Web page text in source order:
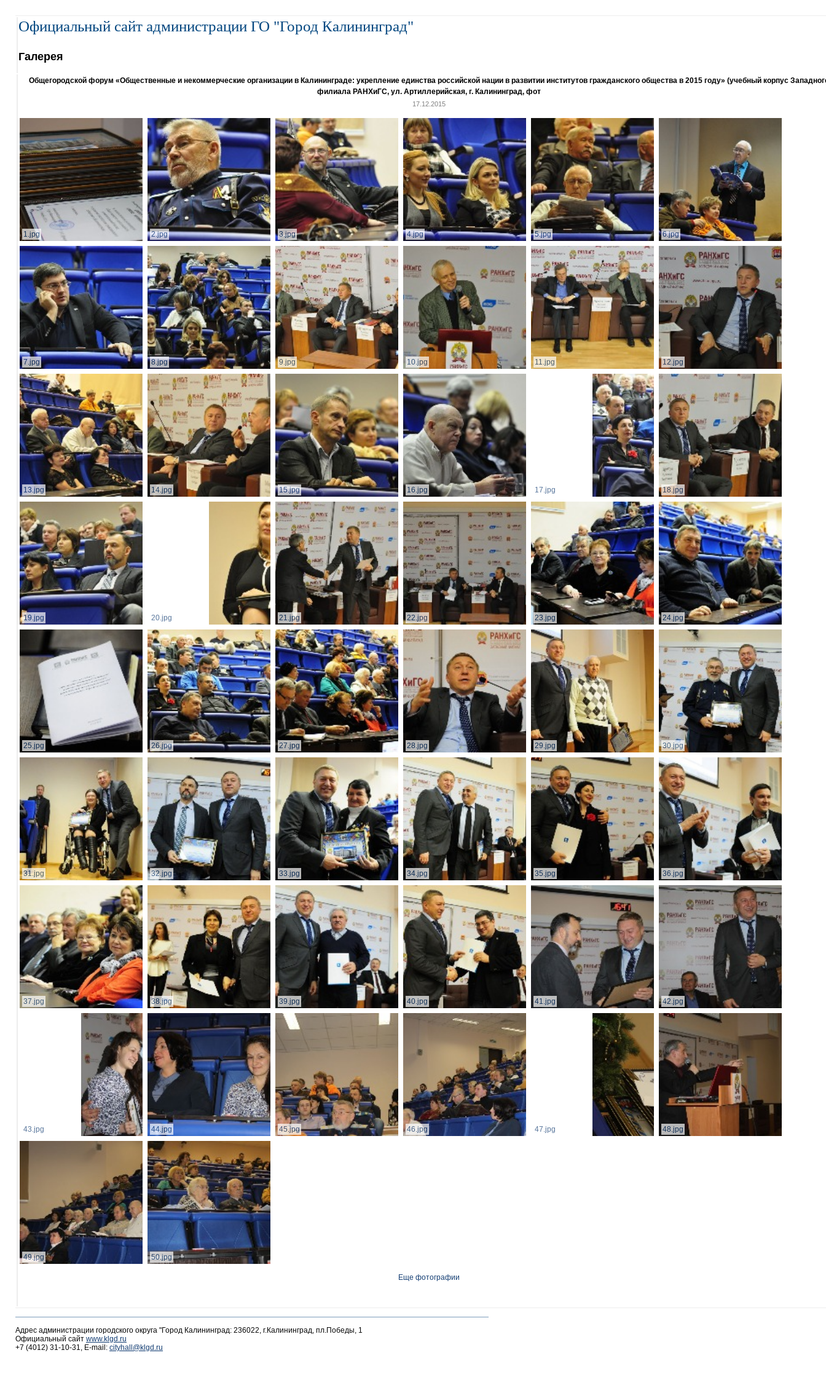
Официальный сайт администрации ГО "Город Калининград"
Галерея
Общегородской форум «Общественные и некоммерческие организации в Калининграде: укрепление единства российской нации в развитии институтов гражданского общества в 2015 году» (учебный корпус
филиала РАНХиГС, ул. Артиллерийская, г. Калининград, фот
17.12.2015
1.jpg 2.jpg 3.jpg 4.jpg 5.jpg 6.jpg
7.jpg 8.jpg 9.jpg 10.jpg 11.jpg 12.jpg
13.jpg 14.jpg 15.jpg 16.jpg 17.jpg 18.jpg
19.jpg 20.jpg 21.jpg 22.jpg 23.jpg 24.jpg
25.jpg 26.jpg 27.jpg 28.jpg 29.jpg 30.jpg
31.jpg 32.jpg 33.jpg 34.jpg 35.jpg 36.jpg
37.jpg 38.jpg 39.jpg 40.jpg 41.jpg 42.jpg
43.jpg 44.jpg 45.jpg 46.jpg 47.jpg 48.jpg
49.jpg 50.jpg
Еще фотографии
Адрес администрации городского округа "Город Калининград: 236022, г.Калининград, пл.Победы, 1
Официальный сайт www.klgd.ru
+7 (4012) 31-10-31, E-mail: cityhall@klgd.ru